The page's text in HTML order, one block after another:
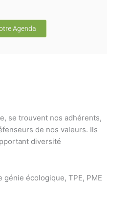
Agenda
se trouvent nos adhérents,
de nos valeurs. Ils
diversité
génie écologique, TPE, PME